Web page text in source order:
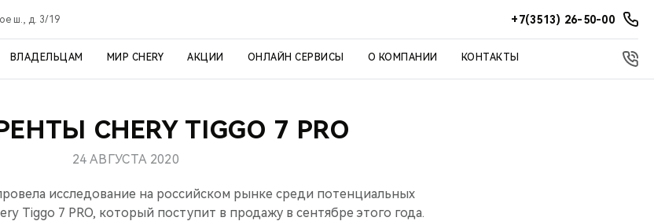
ш., д. 3/19 +7(3513) 26-50-00
ВЛАДЕЛЬЦАМ МИР CHERY АКЦИИ ОНЛАЙН СЕРВИСЫ О КОМПАНИИ КОНТАКТЫ
CHERY TIGGO 7 PRO
24 АВГУСТА 2020
исследование на российском рынке среди потенциальных
Tiggo 7 PRO, который поступит в продажу в сентябре этого года.